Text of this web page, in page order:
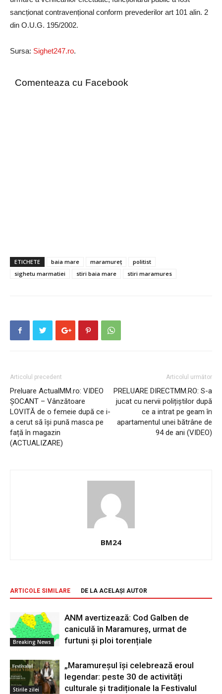
sancționat contravențional conform prevederilor art 101 alin. 2
din O.U.G. 195/2002.
Sursa: Sighet247.ro.
Comenteaza cu Facebook
ETICHETE baia mare maramureț
politist
sighetu marmatiei
stiri baia mare stiri maramures
Articolul precedent
Preluare ActualMM.ro: VIDEO
ȘOCANT – Vânzătoare
LOVITĂ de o femeie după ce i-
a cerut să își pună masca pe
față în magazin
(ACTUALIZARE)
Articolul următor
PRELUARE DIRECTMM.RO: S-a
jucat cu nervii polițiștilor după
ce a intrat pe geam în
apartamentul unei bătrâne de
94 de ani (VIDEO)
BM24
ARTICOLE SIMILARE DE LA ACELAȘI AUTOR
Breaking News
ANM avertizează: Cod Galben de
caniculă în Maramureș, urmat de
furtuni și ploi torențiale
Stirile zilei
„Maramureșul își celebrează eroul
legendar: peste 30 de activități
culturale și tradiționale la Festivalul